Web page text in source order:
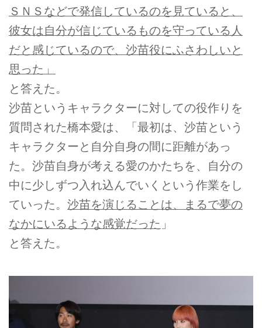
ＳＮＳなどで発信しているのを見ていると、
彼女は自分が信じているものを守っている人
だと感じているので、沙苗役にふさわしいと
思った」
と答えた。
沙苗というキャラクターに対しての役作りを
質問された橋本愛は、「最初は、沙苗という
キャラクターと自分自身の間に距離があっ
た。沙苗自身が考える愛のかたちを、自分の
中に少しずつ入れ込んでいくという作業をし
ていった。 沙苗を演じることは、まるで夢の
なかにいるような感覚だった 」
と答えた。